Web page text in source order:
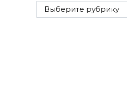
Все
рубрики